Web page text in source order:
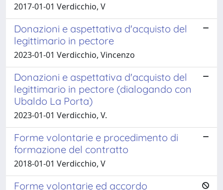
2017-01-01 Verdicchio, V
Donazioni e aspettativa d'acquisto del
legittimario in pectore
2023-01-01 Verdicchio, Vincenzo
Donazioni e aspettativa d'acquisto del
legittimario in pectore (dialogando con
Ubaldo La Porta)
2023-01-01 Verdicchio, V.
Forme volontarie e procedimento di
formazione del contratto
2018-01-01 Verdicchio, V
Forme volontarie ed accordo